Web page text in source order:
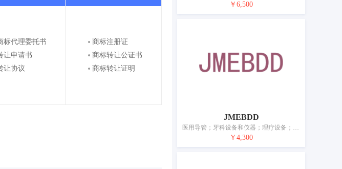
标代理委托书
让申请书
让协议
商标注册证
商标转让公证书
商标转让证明
￥6,500
JMEBDD
医用导管；牙科设备和仪器；理疗设备；助听器；奶瓶；避孕套；假肢；矫形用物品；缝合材料；缝合用线
￥4,300